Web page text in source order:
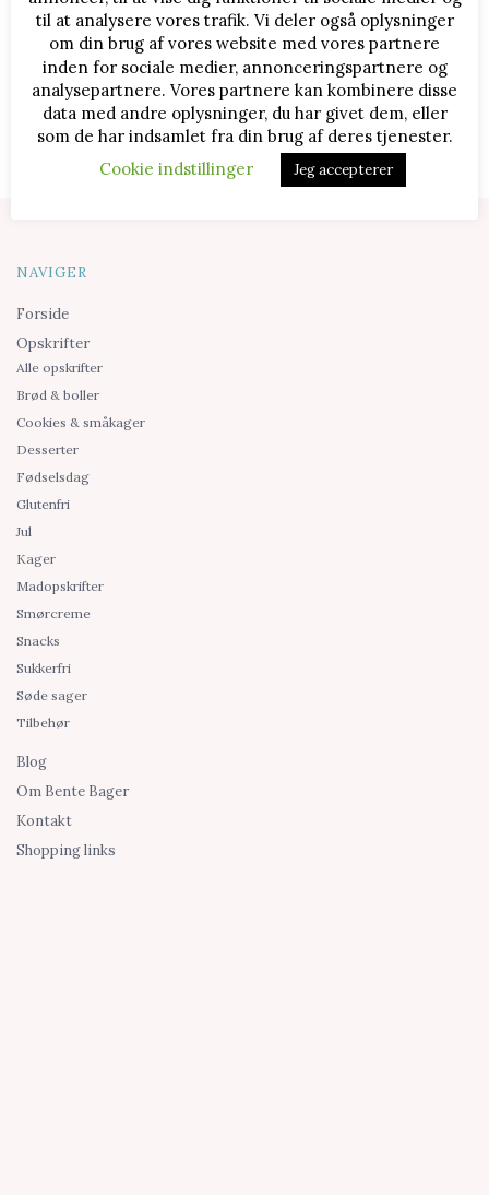
NAVIGER
Forside
Opskrifter
Alle opskrifter
Brød & boller
Cookies & småkager
Desserter
Fødselsdag
Glutenfri
Jul
Kager
Madopskrifter
Smørcreme
Snacks
Sukkerfri
Søde sager
Tilbehør
Blog
Om Bente Bager
Kontakt
Shopping links
til at analysere vores trafik. Vi deler også oplysninger
om din brug af vores website med vores partnere
inden for sociale medier, annonceringspartnere og
analysepartnere. Vores partnere kan kombinere disse
data med andre oplysninger, du har givet dem, eller
som de har indsamlet fra din brug af deres tjenester.
Cookie indstillinger
Jeg accepterer